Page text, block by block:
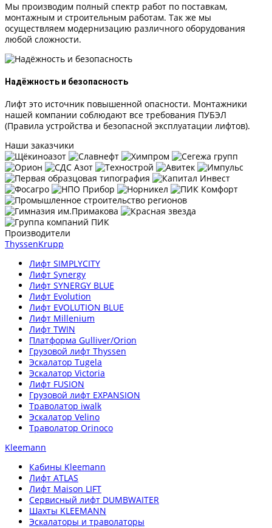
Мы производим полный спектр работ по поставкам,
монтажным и строительным работам. Так же мы
осуществляем модернизацию различного оборудования
любой сложности.
Надёжность и безопасность
Лифт это источник повышенной опасности. Монтажники
нашей компании соблюдают все требования ПУБЭЛ
(Правила устройства и безопасной эксплуатации лифтов).
Наши заказчики
Производители
ThyssenKrupp
Лифт SIMPLYCITY
Лифт Synergy
Лифт SYNERGY BLUE
Лифт Evolution
Лифт EVOLUTION BLUE
Лифт Millenium
Лифт TWIN
Платформа Gulliver/Orion
Грузовой лифт Thyssen
Эскалатор Tugela
Эскалатор Victoria
Лифт FUSION
Грузовой лифт EXPANSION
Траволатор iwalk
Эскалатор Velino
Траволатор Orinoco
Kleemann
Кабины Kleemann
Лифт ATLAS
Лифт Maison LIFT
Сервисный лифт DUMBWAITER
Шахты KLEEMANN
Эскалаторы и траволаторы